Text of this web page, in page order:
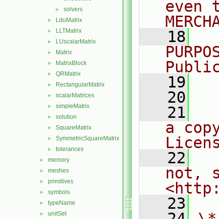
► solvers
► LduMatrix
► LLTMatrix
► LUscalarMatrix
► Matrix
► MatrixBlock
► QRMatrix
► RectangularMatrix
► scalarMatrices
► simpleMatrix
► solution
► SquareMatrix
► SymmetricSquareMatrix
► tolerances
► memory
► meshes
► primitives
► symbols
► typeName
► unitSet
even
   18
   19
   20
   21
a
   22
not,
   23